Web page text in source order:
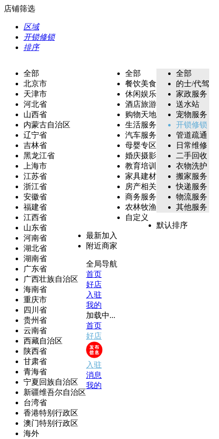
店铺筛选
区域
开锁修锁
排序
全部
北京市
天津市
河北省
山西省
内蒙古自治区
辽宁省
吉林省
黑龙江省
上海市
江苏省
浙江省
安徽省
福建省
江西省
山东省
河南省
湖北省
湖南省
广东省
广西壮族自治区
海南省
重庆市
四川省
贵州省
云南省
西藏自治区
陕西省
甘肃省
青海省
宁夏回族自治区
新疆维吾尔自治区
台湾省
香港特别行政区
澳门特别行政区
海外
全部
餐饮美食
休闲娱乐
酒店旅游
购物天地
生活服务
汽车服务
母婴专区
婚庆摄影
教育培训
家具建材
房产相关
商务服务
农林牧渔
自定义
全部
的士/代驾
家政服务
送水站
宠物服务
开锁修锁
管道疏通
日常维修
二手回收
衣物洗护
搬家服务
快递服务
物流服务
其他服务
默认排序
最新加入
附近商家
全局导航
首页
好店
入驻
我的
加载中...
首页
好店
入驻
消息
我的